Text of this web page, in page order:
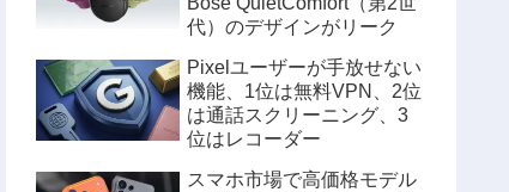
代）のデザインがリーク
Pixelユーザーが手放せない
機能、1位は無料VPN、2位
は通話スクリーニング、3
位はレコーダー
スマホ市場で高価格モデル